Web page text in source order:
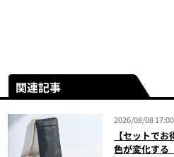
関連記事
2026/08/08 17:00
【セットで
色が変化する